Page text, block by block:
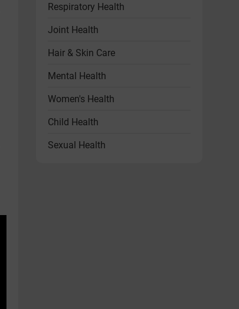
Respiratory Health
Joint Health
Hair & Skin Care
Mental Health
Women's Health
Child Health
Sexual Health